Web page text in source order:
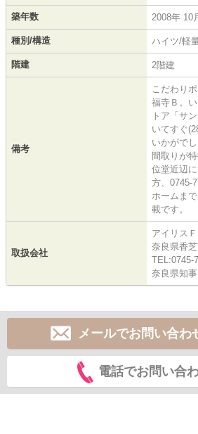
築年数 2008年 10
種別/構造 ハイツ/軽
階建 2階建
備考
こだわり
福寺Ｂ。
トア「サ
いてすぐ
いかがで
間取りが
位堂近辺
方、0745-
ホームま
載です。
取扱会社
アイリス
奈良県香
TEL:0745-
奈良県知
メールでお問い合わ
電話でお問い合